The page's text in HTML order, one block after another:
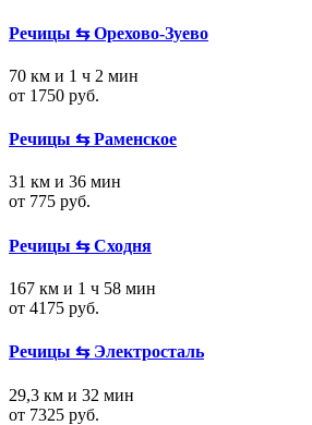
Речицы ⇆ Орехово-Зуево
70 км и 1 ч 2 мин
от 1750 руб.
Речицы ⇆ Раменское
31 км и 36 мин
от 775 руб.
Речицы ⇆ Сходня
167 км и 1 ч 58 мин
от 4175 руб.
Речицы ⇆ Электросталь
29,3 км и 32 мин
от 7325 руб.